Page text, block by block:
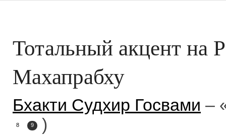
Тотальный акцент на
Махапрабху
Бхакти Судхир Госвами –
8 9
)